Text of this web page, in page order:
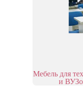
Мебель для
и